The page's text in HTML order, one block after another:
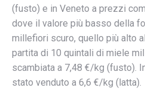
(fusto) e in Veneto a prezzi
dove il valore più basso della
millefiori scuro, quello più alto
partita di 10 quintali di miele
scambiata a 7,48 €/kg (fusto).
stato venduto a 6,6 €/kg (latta).